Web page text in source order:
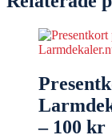
– 100 kr